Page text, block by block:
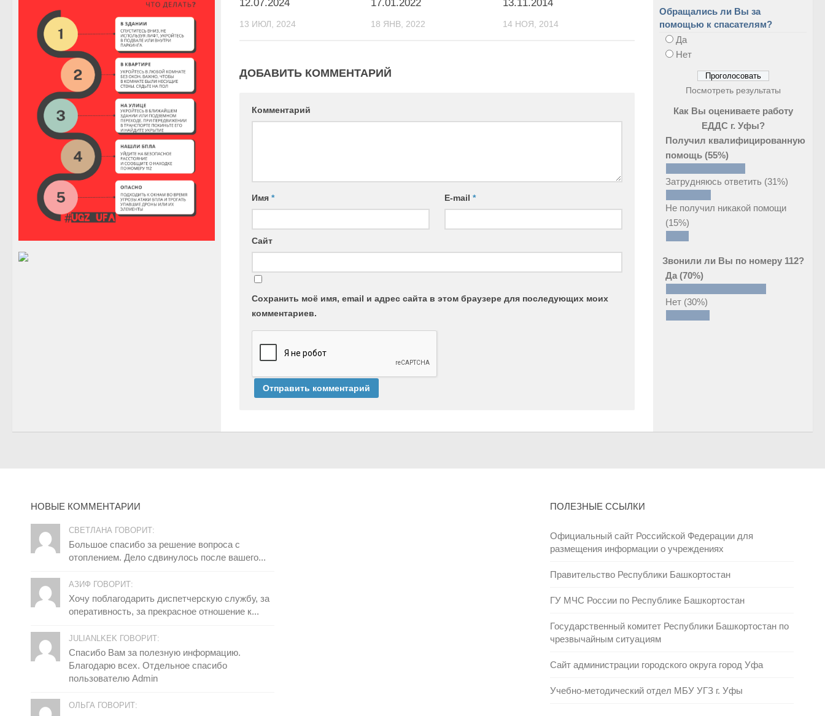
12.07.2024
13 ИЮЛ, 2024
17.01.2022
18 ЯНВ, 2022
13.11.2014
14 НОЯ, 2014
ДОБАВИТЬ КОММЕНТАРИЙ
Комментарий
Имя * E-mail*
Сайт
Сохранить моё имя, email и адрес сайта в этом браузере для последующих моих
комментариев.
Обращались ли Вы за
помощью к спасателям?
Да
Нет
Посмотреть результаты
Как Вы оцениваете работу
ЕДДС г. Уфы?
Получил квалифицированную
помощь (55%)
Затрудняюсь ответить (31%)
Не получил никакой помощи
(15%)
Звонили ли Вы по номеру 112?
Да (70%)
Нет (30%)
НОВЫЕ КОММЕНТАРИИ
СВЕТЛАНА ГОВОРИТ:
Большое спасибо за решение вопроса с
отоплением. Дело сдвинулось после вашего...
АЗИФ ГОВОРИТ:
Хочу поблагодарить диспетчерскую службу, за
оперативность, за прекрасное отношение к...
JULIANLKEK ГОВОРИТ:
Спасибо Вам за полезную информацию.
Благодарю всех. Отдельное спасибо
пользователю Admin
ОЛЬГА ГОВОРИТ:
ПОЛЕЗНЫЕ ССЫЛКИ
Официальный сайт Российской Федерации для
размещения информации о учреждениях
Правительство Республики Башкортостан
ГУ МЧС России по Республике Башкортостан
Государственный комитет Республики Башкортостан по
чрезвычайным ситуациям
Сайт администрации городского округа город Уфа
Учебно-методический отдел МБУ УГЗ г. Уфы